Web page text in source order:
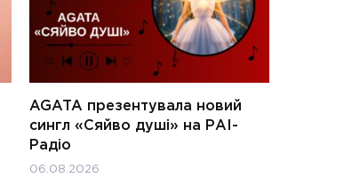
AGATA презентувала новий
сингл «Сяйво душі» на РАІ-
Радіо
06.08.2026